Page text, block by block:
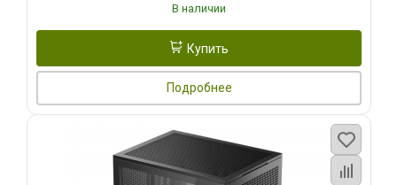
В наличии
Купить
Подробнее